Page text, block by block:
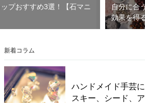
プおすすめ3選！【石マニ
自分に合
効果を得
新着コラム
ハンドメイド手芸
スキー、シード、